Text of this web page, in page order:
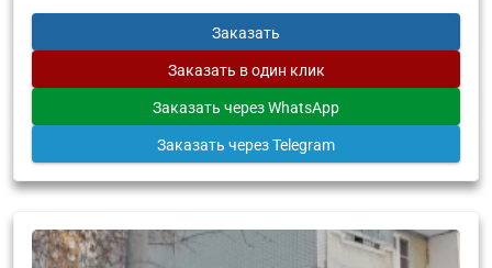
Заказать
Заказать в один клик
Заказать через WhatsApp
Заказать через Telegram